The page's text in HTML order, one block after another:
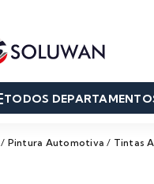
TODOS
/ Pintura Automotiva / Tintas